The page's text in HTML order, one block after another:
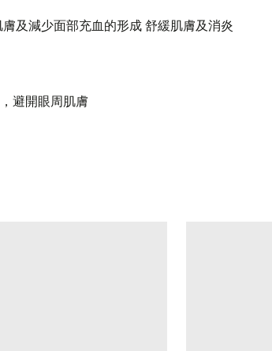
及減少面部充血的形成 舒緩肌膚及消炎
避開眼周肌膚